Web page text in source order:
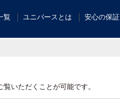
覧 ユニバースとは 安心の保証
いただくことが可能です。